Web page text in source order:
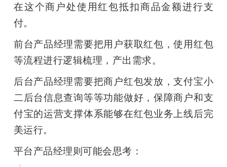
在这个商户处使用红包抵扣商品金额进行支
付。
前台产品经理需要把用户获取红包，使用红包
等流程进行逻辑梳理，产出需求。
后台产品经理需要把商户红包发放，支付宝小
二后台信息查询等等功能做好，保障商户和支
付宝的运营支撑体系能够在红包业务上线后完
美运行。
平台产品经理则可能会思考：